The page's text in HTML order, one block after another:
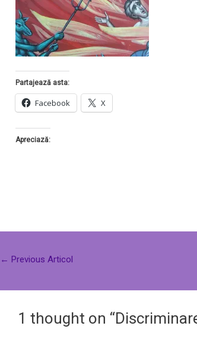
Partajează asta:
Facebook X
Apreciază:
← Previous Articol
1 thought on